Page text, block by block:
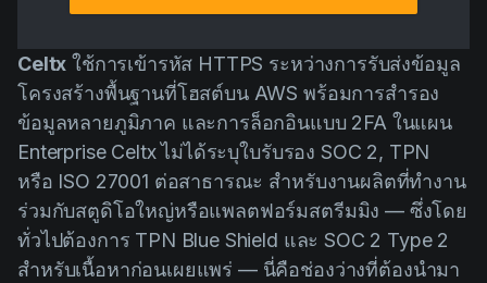
Celtx ใช้การเข้ารหัส HTTPS ระหว่างการรับส่งข้อมูล
โครงสร้างพื้นฐานที่โฮสต์บน AWS พร้อมการสำรอง
ข้อมูลหลายภูมิภาค และการล็อกอินแบบ 2FA ในแผน
Enterprise Celtx ไม่ได้ระบุใบรับรอง SOC 2, TPN
หรือ ISO 27001 ต่อสาธารณะ สำหรับงานผลิตที่ทำงาน
ร่วมกับสตูดิโอใหญ่หรือแพลตฟอร์มสตรีมมิง — ซึ่งโดย
ทั่วไปต้องการ TPN Blue Shield และ SOC 2 Type 2
สำหรับเนื้อหาก่อนเผยแพร่ — นี่คือช่องว่างที่ต้องนำมา